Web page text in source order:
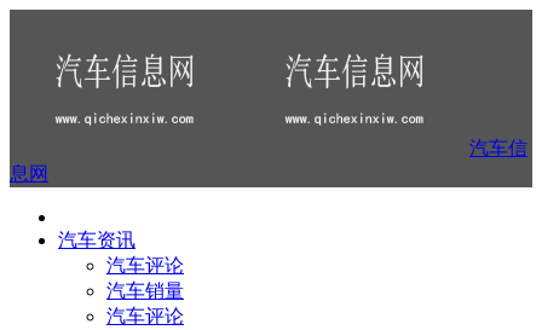
汽车信
息网
汽车资讯
汽车评论
汽车销量
汽车评论